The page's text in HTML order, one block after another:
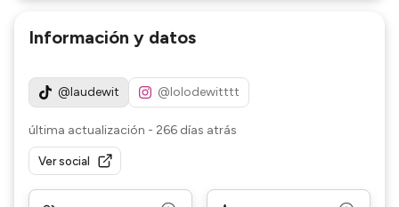
Información y datos
@laudewit @lolodewitttt
última actualización - 266 días atrás
Ver social